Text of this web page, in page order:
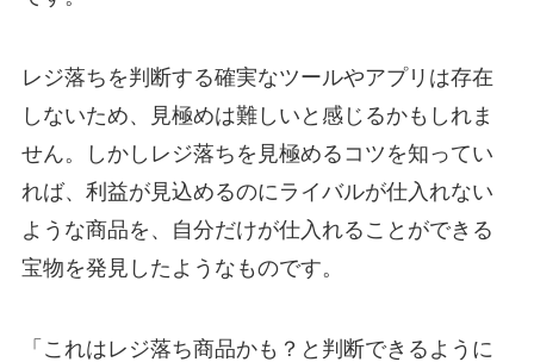
レジ落ちを判断する確実なツールやアプリは存在
しないため、見極めは難しいと感じるかもしれま
せん。しかしレジ落ちを見極めるコツを知ってい
れば、利益が見込めるのにライバルが仕入れない
ような商品を、自分だけが仕入れることができる
宝物を発見したようなものです。
「これはレジ落ち商品かも？と判断できるように